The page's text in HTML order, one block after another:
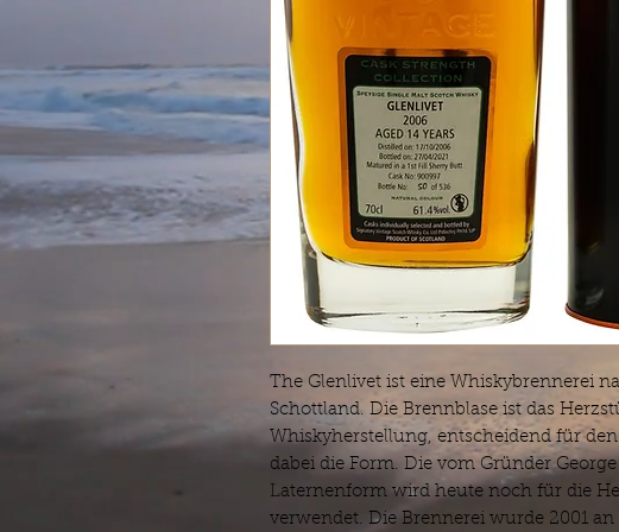
The Glenlivet ist eine Whiskybrennerei
Schottland. Die Brennblase ist das
Whiskyherstellung, entscheidend für
dabei die Form. Die vom Gründer
Laternenform wird heute noch für die
verwendet. Die Brennerei wurde 2001 an